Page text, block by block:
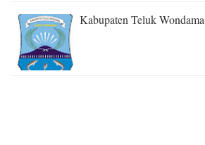
Kabupaten Teluk Wondama